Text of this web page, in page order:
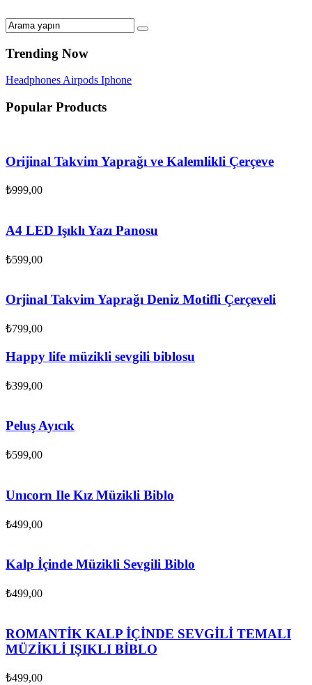
Trending Now
HeadphonesAirpods Iphone
Popular Products
Orijinal Takvim Yaprağı ve Kalemlikli Çerçeve
₺999,00
A4 LED Işıklı Yazı Panosu
₺599,00
Orjinal Takvim Yaprağı Deniz Motifli Çerçeveli
₺799,00
Happy life müzikli sevgili biblosu
₺399,00
Peluş Ayıcık
₺599,00
Unıcorn Ile Kız Müzikli Biblo
₺499,00
Kalp İçinde Müzikli Sevgili Biblo
₺499,00
ROMANTİK KALP İÇİNDE SEVGİLİ TEMALI
MÜZİKLİ IŞIKLI BİBLO
₺499,00